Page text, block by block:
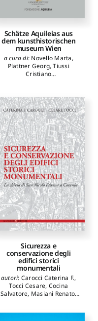
Schätze Aquileias aus
dem kunsthistorischen
museum Wien
a cura di: Novello Marta,
Plattner Georg,Tiussi
Cristiano
Plattner Georg,Tiussi
Cristiano,Verzár Monika
Sicurezza e
conservazione degli
edifici storici
monumentali
autori: Carocci Caterina F.,
Tocci Cesare, Cocina
Salvatore, Masiani Renato,